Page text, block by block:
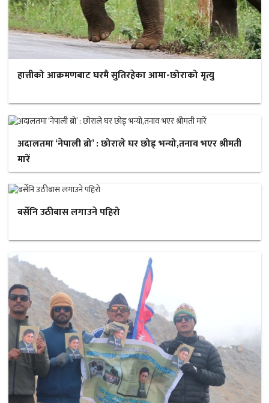
हात्तीको आक्रमणबाट घरमै सुतिरहेका आमा-छोराको मृत्यु
अदालतमा ‘नेपाली ब्रो’ : छोराले घर छोड् भन्यो,तनाव भएर श्रीमती
मारें
बर्सेनि उठीबास लगाउने पहिरो